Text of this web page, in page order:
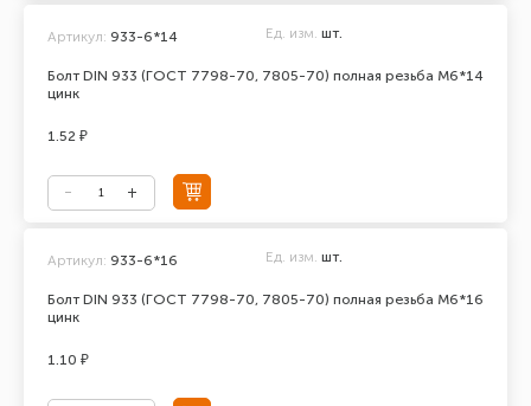
Болт DIN 933 (ГОСТ 7798-70, 7805-70) полная резьба М6*14
цинк
Артикул: 933-6*14 Ед. изм. шт.
1.52 ₽
Болт DIN 933 (ГОСТ 7798-70, 7805-70) полная резьба М6*16
цинк
Артикул: 933-6*16 Ед. изм. шт.
1.10 ₽